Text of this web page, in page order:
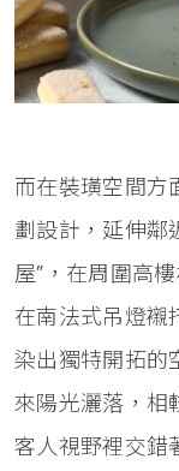
而在裝璜空間
劃設計，延伸鄰
屋”，在周圍高
在南法式吊燈襯
染出獨特開拓的
來陽光灑落，
客人視野裡交錯